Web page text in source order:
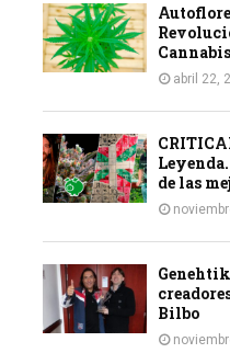
Cannabis
abril 22,
de las
Genehtik
Bilbo